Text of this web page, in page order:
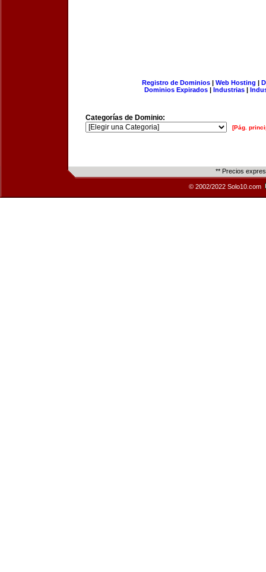
Registro de Dominios| Web Hosting |
Dominios Expirados | Industrias |
Categorías de Dominio:
[Pág.
** Precios
© 2002/2022 Solo10.com